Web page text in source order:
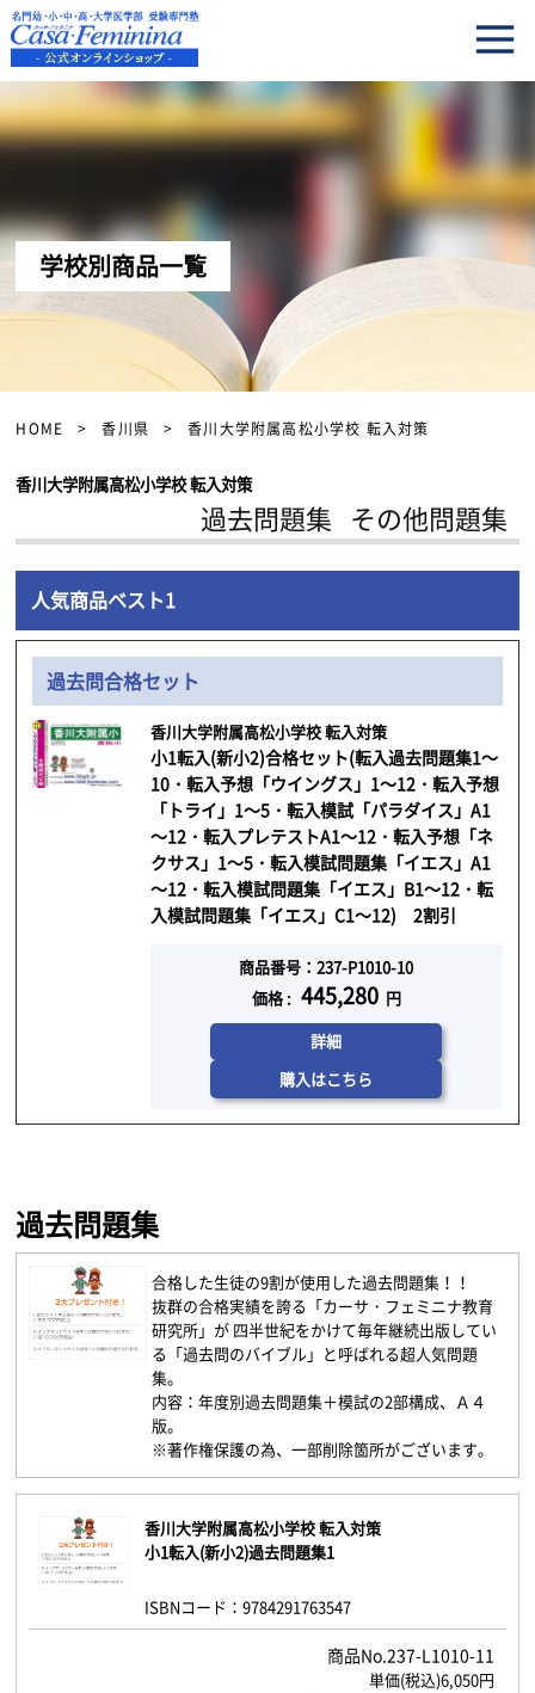
学校別商品一覧
HOME 香川県 香川大学附属高松小学校 転入対策
香川大学附属高松小学校 転入対策
過去問題集 その他問題集
人気商品ベスト1
過去問合格セット
香川大学附属高松小学校 転入対策
小1転入(新小2)合格セット(転入過去問題集1～
10・転入予想「ウイングス」1～12・転入予想
「トライ」1～5・転入模試「パラダイス」A1
～12・転入プレテストA1～12・転入予想「ネ
クサス」1～5・転入模試問題集「イエス」A1
～12・転入模試問題集「イエス」B1～12・転
入模試問題集「イエス」C1～12) 2割引
商品番号：237-P1010-10
価格 : 445,280 円
詳細
購入はこちら
過去問題集
合格した生徒の9割が使用した過去問題集！！
抜群の合格実績を誇る「カーサ・フェミニナ教育
研究所」が 四半世紀をかけて毎年継続出版してい
る「過去問のバイブル」と呼ばれる超人気問題
集。
内容：年度別過去問題集＋模試の2部構成、Ａ４
版。
※著作権保護の為、一部削除箇所がございます。
香川大学附属高松小学校 転入対策
小1転入(新小2)過去問題集1
ISBNコード：9784291763547
237-L1010-11
6,050円